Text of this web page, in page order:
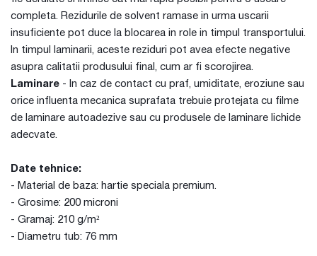
completa. Rezidurile de solvent ramase in urma uscarii
insuficiente pot duce la blocarea in role in timpul transportului.
In timpul laminarii, aceste reziduri pot avea efecte negative
asupra calitatii produsului final, cum ar fi scorojirea.
Laminare - In caz de contact cu praf, umiditate, eroziune sau
orice influenta mecanica suprafata trebuie protejata cu filme
de laminare autoadezive sau cu produsele de laminare lichide
adecvate.
Date tehnice:
- Material de baza: hartie speciala premium.
- Grosime: 200 microni
- Gramaj: 210 g/m²
- Diametru tub: 76 mm